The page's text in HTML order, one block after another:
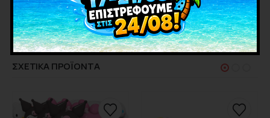
ΕΤΑΙΡΊΑ
ΣΧΕΤΙΚΑ ΠΡΟΪΟΝΤΑ